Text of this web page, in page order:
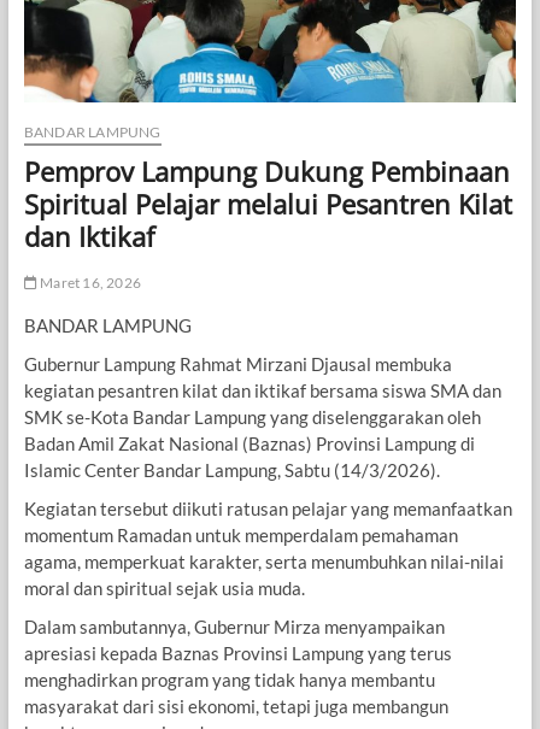
BANDAR LAMPUNG
Pemprov Lampung Dukung Pembinaan
Spiritual Pelajar melalui Pesantren Kilat
dan Iktikaf
Maret 16, 2026
BANDAR LAMPUNG
Gubernur Lampung Rahmat Mirzani Djausal membuka
kegiatan pesantren kilat dan iktikaf bersama siswa SMA dan
SMK se-Kota Bandar Lampung yang diselenggarakan oleh
Badan Amil Zakat Nasional (Baznas) Provinsi Lampung di
Islamic Center Bandar Lampung, Sabtu (14/3/2026).
Kegiatan tersebut diikuti ratusan pelajar yang memanfaatkan
momentum Ramadan untuk memperdalam pemahaman
agama, memperkuat karakter, serta menumbuhkan nilai-nilai
moral dan spiritual sejak usia muda.
Dalam sambutannya, Gubernur Mirza menyampaikan
apresiasi kepada Baznas Provinsi Lampung yang terus
menghadirkan program yang tidak hanya membantu
masyarakat dari sisi ekonomi, tetapi juga membangun